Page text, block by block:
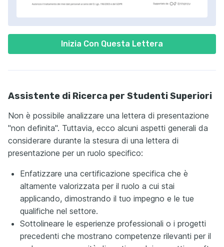
Inizia Con Questa Lettera
Assistente di Ricerca per Studenti Superiori
Non è possibile analizzare una lettera di presentazione
"non definita". Tuttavia, ecco alcuni aspetti generali da
considerare durante la stesura di una lettera di
presentazione per un ruolo specifico:
Enfatizzare una certificazione specifica che è
altamente valorizzata per il ruolo a cui stai
applicando, dimostrando il tuo impegno e le tue
qualifiche nel settore.
Sottolineare le esperienze professionali o i progetti
precedenti che mostrano competenze rilevanti per il